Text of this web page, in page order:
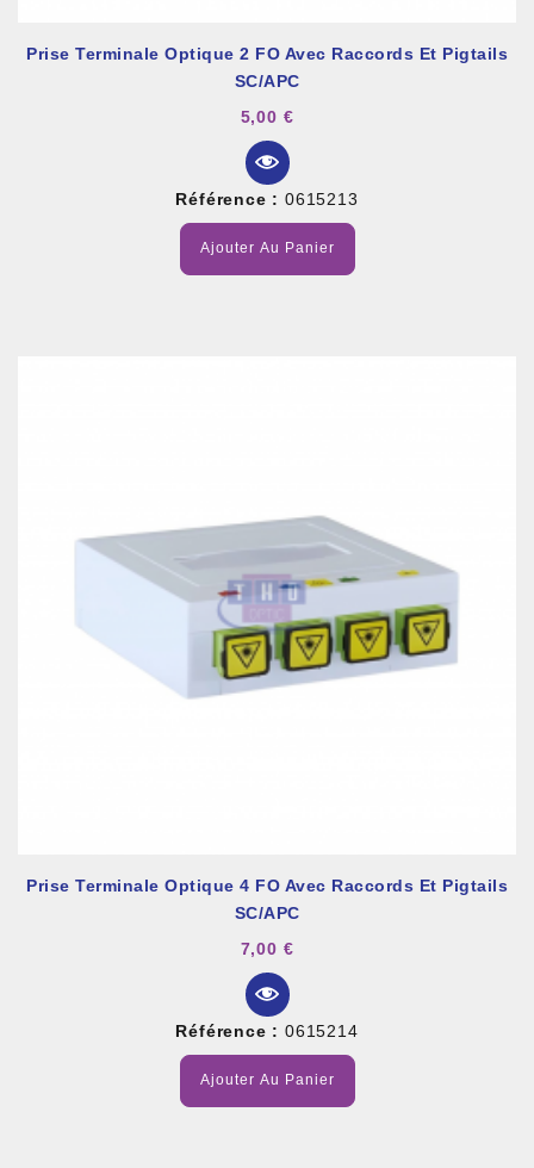
Prise Terminale Optique 2 FO Avec Raccords Et Pigtails
SC/APC
5,00 €
Référence : 0615213
Ajouter Au Panier
Prise Terminale Optique 4 FO Avec Raccords Et Pigtails
SC/APC
7,00 €
Référence : 0615214
Ajouter Au Panier